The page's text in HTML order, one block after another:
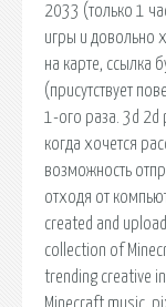
2033 (только 1
игры и довольно
на карте, ссылка
(присутствует
1-ого раза. 3d 2d
когда хочется
возможность
отходя от
created and
collection of
trending creative
Minecraft music,